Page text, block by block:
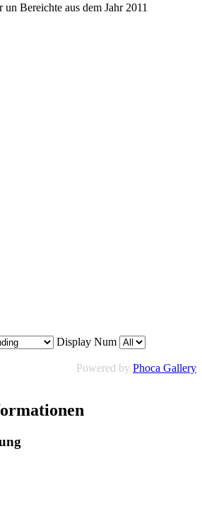
Bereichte aus dem Jahr 2011
Display Num
Powered by Phoca Gallery